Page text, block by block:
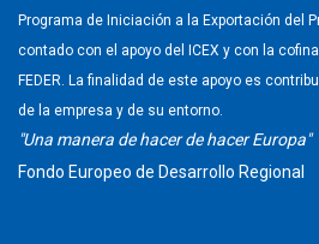
Programa de Iniciación a la Exportación del
contado con el apoyo del ICEX y con la
FEDER. La finalidad de este apoyo es
de la empresa y de su entorno.
"Una manera de hacer de hacer Europa"
Fondo Europeo de Desarrollo Regional